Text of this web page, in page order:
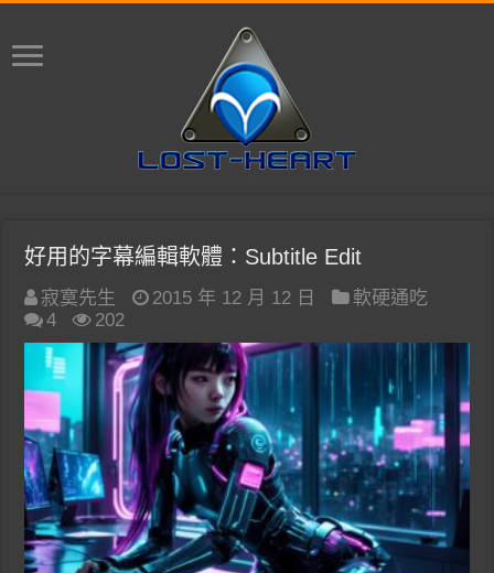
好用的字幕編輯軟體：Subtitle Edit
寂寞先生 2015 年 12 月 12 日
軟硬通吃
4
202